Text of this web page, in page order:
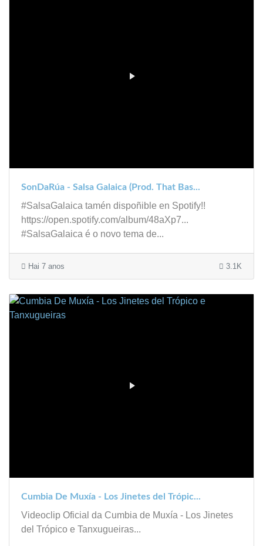
SonDaRúa - Salsa Galaica (Prod. That Bas...
#SalsaGalaica tamén dispoñible en Spotify!!
https://open.spotify.com/album/48aXp7...
#SalsaGalaica é o novo tema de...
Hai 7 anos 3.1K
Cumbia De Muxía - Los Jinetes del Trópic...
Videoclip Oficial da Cumbia de Muxía - Los Jinetes
del Trópico e Tanxugueiras...